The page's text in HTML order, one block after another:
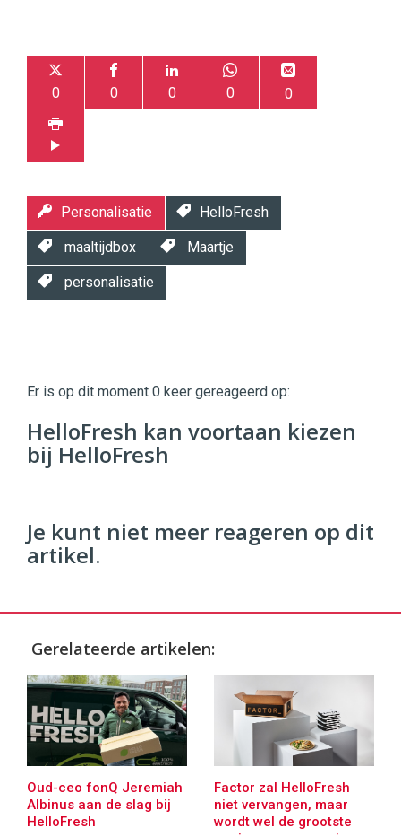
0 0 0 0 0
Personalisatie HelloFresh
maaltijdbox Maartje
personalisatie
|
Digital
Commercehttps://twinklemagazine.nl
9654
Er is op dit moment 0 keer gereageerd op:
HelloFresh kan voortaan kiezen
bij HelloFresh
Je kunt niet meer reageren op dit
artikel.
Gerelateerde artikelen:
Oud-ceo fonQ Jeremiah
Albinus aan de slag bij
HelloFresh
Factor zal HelloFresh
niet vervangen, maar
wordt wel de grootste